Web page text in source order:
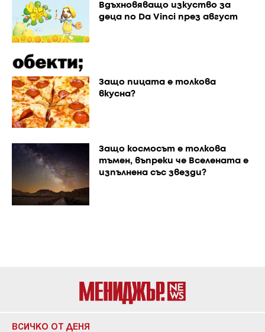
Вдъхновяващо изкуство за
деца по Da Vinci през август
Защо пицата е толкова
вкусна?
Защо космосът е толкова
тъмен, въпреки че Вселената е
изпълнена със звезди?
ВСИЧКО ОТ ДЕНЯ